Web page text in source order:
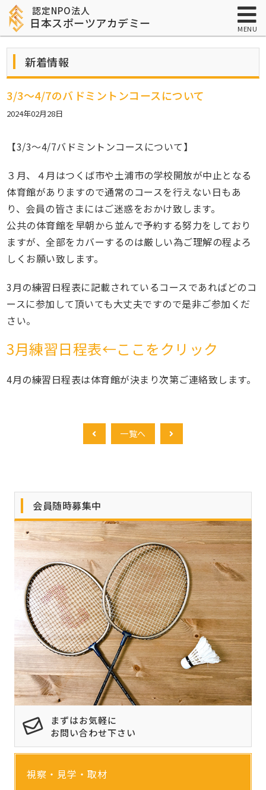
MENU
認定NPO法人
日本スポーツアカデミー
新着情報
3/3〜4/7のバドミントンコースについて
2024年02月28日
【3/3〜4/7バドミントンコースについて】
３月、４月はつくば市や土浦市の学校開放が中止となる
体育館がありますので通常のコースを行えない日もあ
り、会員の皆さまにはご迷惑をおかけ致します。
公共の体育館を早朝から並んで予約する努力をしており
ますが、全部をカバーするのは厳しい為ご理解の程よろ
しくお願い致します。
3月の練習日程表に記載されているコースであればどのコ
ースに参加して頂いても大丈夫ですので是非ご参加くだ
さい。
3月練習日程表←ここをクリック
4月の練習日程表は体育館が決まり次第ご連絡致します。
一覧へ
会員随時募集中
まずはお気軽に
お問い合わせ下さい
視察・見学・取材